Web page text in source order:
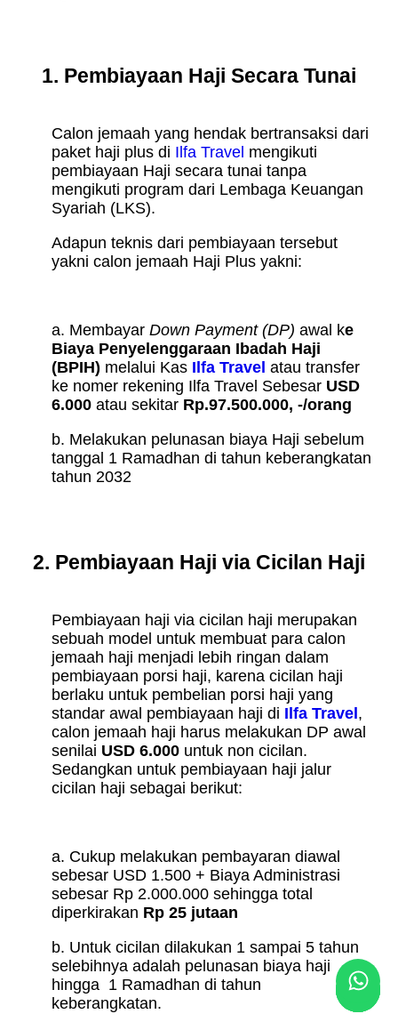
1. Pembiayaan Haji Secara Tunai
Calon jemaah yang hendak bertransaksi dari
paket haji plus di Ilfa Travel mengikuti
pembiayaan Haji secara tunai tanpa
mengikuti program dari Lembaga Keuangan
Syariah (LKS).
Adapun teknis dari pembiayaan tersebut
yakni calon jemaah Haji Plus yakni:
a. Membayar Down Payment (DP) awal ke
Biaya Penyelenggaraan Ibadah Haji
(BPIH) melalui Kas Ilfa Travel atau transfer
ke nomer rekening Ilfa Travel Sebesar USD
6.000 atau sekitar Rp.97.500.000, -/orang
b. Melakukan pelunasan biaya Haji sebelum
tanggal 1 Ramadhan di tahun keberangkatan
tahun 2032
2. Pembiayaan Haji via Cicilan Haji
Pembiayaan haji via cicilan haji merupakan
sebuah model untuk membuat para calon
jemaah haji menjadi lebih ringan dalam
pembiayaan porsi haji, karena cicilan haji
berlaku untuk pembelian porsi haji yang
standar awal pembiayaan haji di Ilfa Travel,
calon jemaah haji harus melakukan DP awal
senilai USD 6.000 untuk non cicilan.
Sedangkan untuk pembiayaan haji jalur
cicilan haji sebagai berikut:
a. Cukup melakukan pembayaran diawal
sebesar USD 1.500 + Biaya Administrasi
sebesar Rp 2.000.000 sehingga total
diperkirakan Rp 25 jutaan
b. Untuk cicilan dilakukan 1 sampai 5 tahun
selebihnya adalah pelunasan biaya haji
hingga 1 Ramadhan di tahun
keberangkatan.